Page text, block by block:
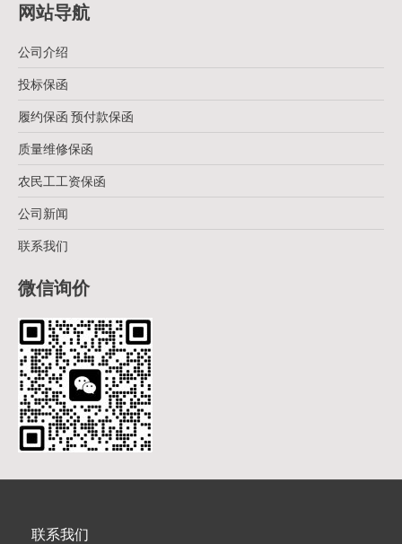
网站导航
公司介绍
投标保函
履约保函 预付款保函
质量维修保函
农民工工资保函
公司新闻
联系我们
微信询价
联系我们